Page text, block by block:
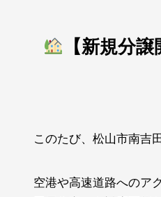
【新規分
このたび、松山市南吉
空港や高速道路へのア